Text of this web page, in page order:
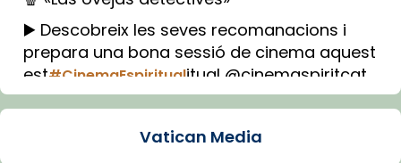
▶️ Descobreix les seves recomanacions i
prepara una bona sessió de cinema aquest
est#CinemaEspiritualitual @cinemaspiritcat
Imatge: Generada amb IA (OpenAI)
Vatican Media